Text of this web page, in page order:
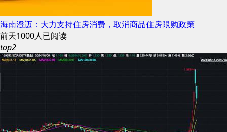
海南澄迈：大力支持住房消费，取消商品住房限购政策
前天1000人已阅读
top2